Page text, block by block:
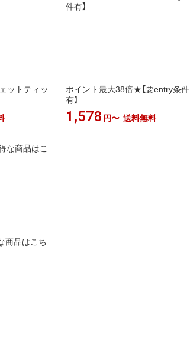
ットティッ
ポイント最大38倍★【要entry条件
有】
1,578 円〜 送料無料
商品はこち